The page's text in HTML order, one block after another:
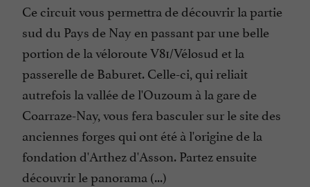
Ce circuit vous permettra de découvrir la partie
sud du Pays de Nay en passant par une belle
portion de la véloroute V81/Vélosud et la
passerelle de Baburet. Celle-ci, qui reliait
autrefois la vallée de l'Ouzoum à la gare de
Coarraze-Nay, vous fera basculer sur le site des
anciennes forges qui ont été à l'origine de la
fondation d'Arthez d'Asson. Partez ensuite
découvrir le panorama (...)